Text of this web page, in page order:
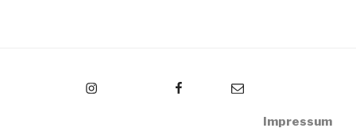
Email
Impressum